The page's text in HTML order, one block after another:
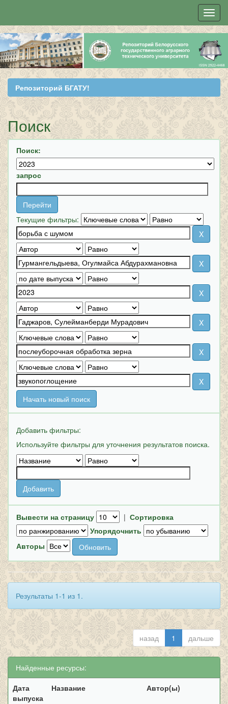
Skip
navigation
Репозиторий БГАТУ!
Поиск
Поиск:
запрос
Текущие фильтры:
Начать новый поиск
Добавить фильтры:
Используйте фильтры для уточнения результатов поиска.
Вывести на страницу | Сортировка
Упорядочнить
Авторы
Результаты 1-1 из 1.
назад 1 дальше
Найденные ресурсы:
Дата
выпуска
Название Автор(ы)